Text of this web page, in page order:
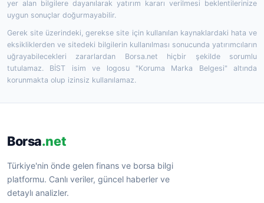
yer alan bilgilere dayanılarak yatırım kararı verilmesi beklentilerinize
uygun sonuçlar doğurmayabilir.
Gerek site üzerindeki, gerekse site için kullanılan kaynaklardaki hata ve
eksikliklerden ve sitedeki bilgilerin kullanılması sonucunda yatırımcıların
uğrayabilecekleri zararlardan Borsa.net hiçbir şekilde sorumlu
tutulamaz. BİST isim ve logosu "Koruma Marka Belgesi" altında
korunmakta olup izinsiz kullanılamaz.
Borsa.net
Türkiye'nin önde gelen finans ve borsa bilgi
platformu. Canlı veriler, güncel haberler ve
detaylı analizler.